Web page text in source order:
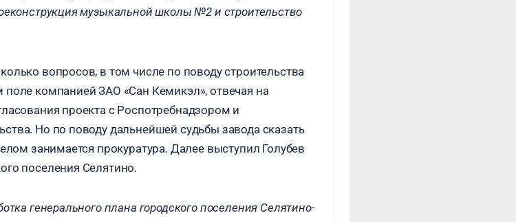
музыкальной школы №2 и строительство
вопросов, в том числе по поводу строительства
поле компанией ЗАО «Сан Кемикэл», отвечая на
проекта с Роспотребнадзором и
Но по поводу дальнейшей судьбы завода сказать
занимается прокуратура. Далее выступил Голубев
поселения Селятино.
генерального плана городского поселения Селятино-